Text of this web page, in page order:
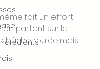
fait un effort
partant sur la
bûche roulée mais